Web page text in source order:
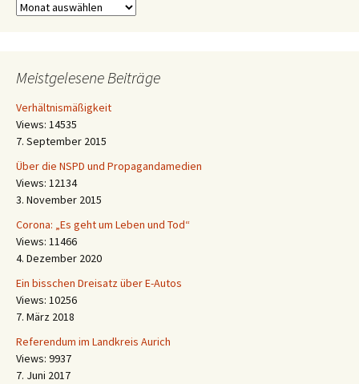
Archiv
Meistgelesene Beiträge
Verhältnismäßigkeit
Views: 14535
7. September 2015
Über die NSPD und Propagandamedien
Views: 12134
3. November 2015
Corona: „Es geht um Leben und Tod“
Views: 11466
4. Dezember 2020
Ein bisschen Dreisatz über E-Autos
Views: 10256
7. März 2018
Referendum im Landkreis Aurich
Views: 9937
7. Juni 2017